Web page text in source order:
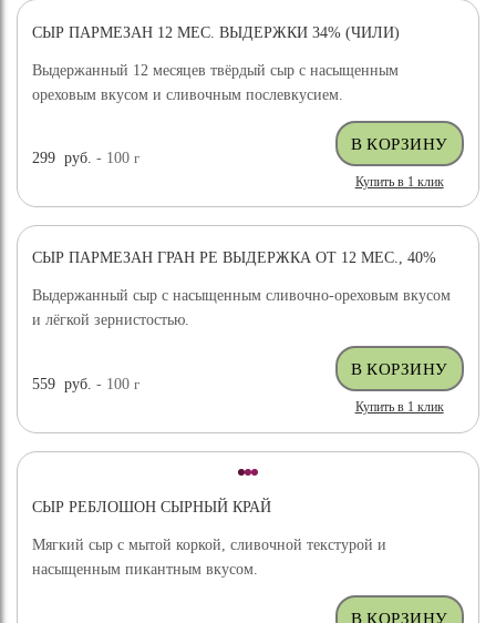
ХИТ ПРОДАЖ
СЫР ПАРМЕЗАН 12 МЕС. ВЫДЕРЖКИ 34% (ЧИЛИ)
Выдержанный 12 месяцев твёрдый сыр с насыщенным
ореховым вкусом и сливочным послевкусием.
299 руб. - 100г
Купить в 1 клик
ХИТ ПРОДАЖ
СЫР ПАРМЕЗАН ГРАН РЕ ВЫДЕРЖКА ОТ 12 МЕС., 40%
Выдержанный сыр с насыщенным сливочно-ореховым вкусом
и лёгкой зернистостью.
559 руб. - 100г
Купить в 1 клик
СЫР РЕБЛОШОН СЫРНЫЙ КРАЙ
Мягкий сыр с мытой коркой, сливочной текстурой и
насыщенным пикантным вкусом.